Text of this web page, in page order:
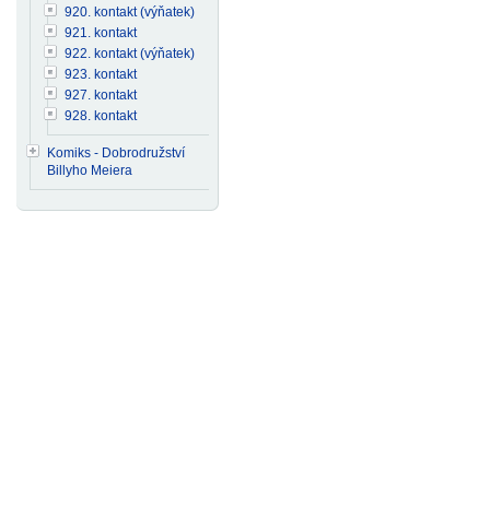
920. kontakt (výňatek)
921. kontakt
922. kontakt (výňatek)
923. kontakt
927. kontakt
928. kontakt
Komiks - Dobrodružství
Billyho Meiera